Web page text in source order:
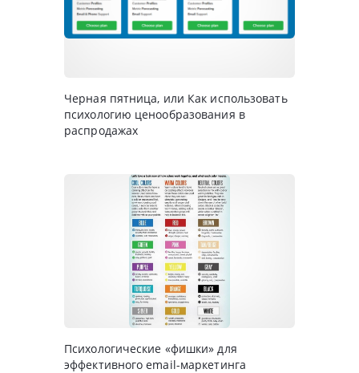
Черная пятница, или Как использовать
психологию ценообразования в
распродажах
Психологические «фишки» для
эффективного email-маркетинга